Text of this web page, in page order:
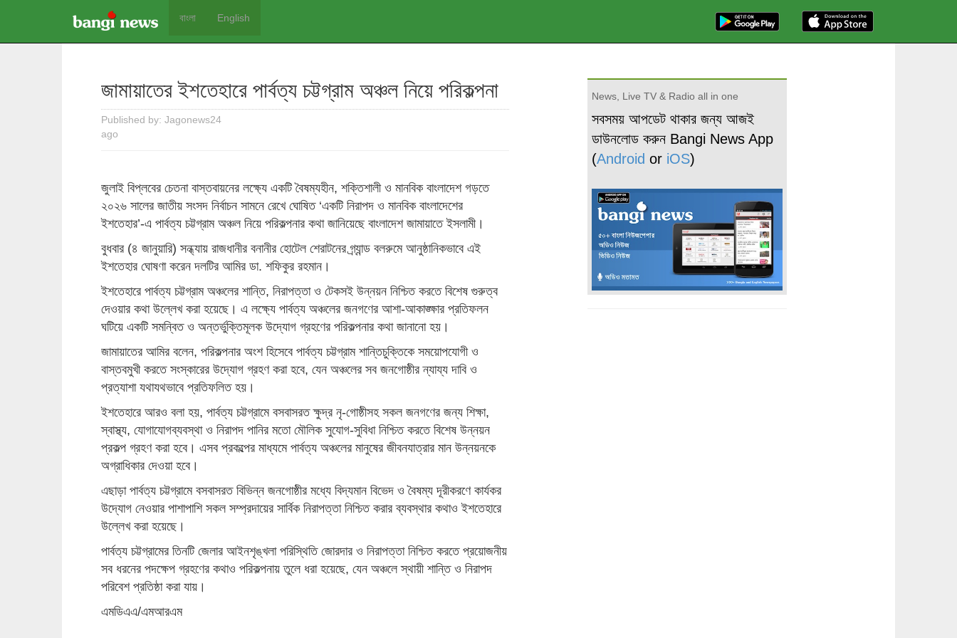
বাংলা English
জামায়াতের ইশতেহারে পার্বত্য চট্টগ্রাম অঞ্চল নিয়ে পরিকল্পনা
Published by: Jagonews24
ago
জুলাই বিপ্লবের চেতনা বাস্তবায়নের লক্ষ্যে একটি বৈষম্যহীন, শক্তিশালী ও মানবিক বাংলাদেশ গড়তে
২০২৬ সালের জাতীয় সংসদ নির্বাচন সামনে রেখে ঘোষিত ‘একটি নিরাপদ ও মানবিক বাংলাদেশের
ইশতেহার’-এ পার্বত্য চট্টগ্রাম অঞ্চল নিয়ে পরিকল্পনার কথা জানিয়েছে বাংলাদেশ জামায়াতে ইসলামী।
বুধবার (৪ জানুয়ারি) সন্ধ্যায় রাজধানীর বনানীর হোটেল শেরাটনের গ্র্যান্ড বলরুমে আনুষ্ঠানিকভাবে এই
ইশতেহার ঘোষণা করেন দলটির আমির ডা. শফিকুর রহমান।
ইশতেহারে পার্বত্য চট্টগ্রাম অঞ্চলের শান্তি, নিরাপত্তা ও টেকসই উন্নয়ন নিশ্চিত করতে বিশেষ গুরুত্ব
দেওয়ার কথা উল্লেখ করা হয়েছে। এ লক্ষ্যে পার্বত্য অঞ্চলের জনগণের আশা-আকাঙ্ক্ষার প্রতিফলন
ঘটিয়ে একটি সমন্বিত ও অন্তর্ভুক্তিমূলক উদ্যোগ গ্রহণের পরিকল্পনার কথা জানানো হয়।
জামায়াতের আমির বলেন, পরিকল্পনার অংশ হিসেবে পার্বত্য চট্টগ্রাম শান্তিচুক্তিকে সময়োপযোগী ও
বাস্তবমুখী করতে সংস্কারের উদ্যোগ গ্রহণ করা হবে, যেন অঞ্চলের সব জনগোষ্ঠীর ন্যায্য দাবি ও
প্রত্যাশা যথাযথভাবে প্রতিফলিত হয়।
ইশতেহারে আরও বলা হয়, পার্বত্য চট্টগ্রামে বসবাসরত ক্ষুদ্র নৃ-গোষ্ঠীসহ সকল জনগণের জন্য শিক্ষা,
স্বাস্থ্য, যোগাযোগব্যবস্থা ও নিরাপদ পানির মতো মৌলিক সুযোগ-সুবিধা নিশ্চিত করতে বিশেষ উন্নয়ন
প্রকল্প গ্রহণ করা হবে। এসব প্রকল্পের মাধ্যমে পার্বত্য অঞ্চলের মানুষের জীবনযাত্রার মান উন্নয়নকে
অগ্রাধিকার দেওয়া হবে।
এছাড়া পার্বত্য চট্টগ্রামে বসবাসরত বিভিন্ন জনগোষ্ঠীর মধ্যে বিদ্যমান বিভেদ ও বৈষম্য দূরীকরণে কার্যকর
উদ্যোগ নেওয়ার পাশাপাশি সকল সম্প্রদায়ের সার্বিক নিরাপত্তা নিশ্চিত করার ব্যবস্থার কথাও ইশতেহারে
উল্লেখ করা হয়েছে।
পার্বত্য চট্টগ্রামের তিনটি জেলার আইনশৃঙ্খলা পরিস্থিতি জোরদার ও নিরাপত্তা নিশ্চিত করতে প্রয়োজনীয়
সব ধরনের পদক্ষেপ গ্রহণের কথাও পরিকল্পনায় তুলে ধরা হয়েছে, যেন অঞ্চলে স্থায়ী শান্তি ও নিরাপদ
পরিবেশ প্রতিষ্ঠা করা যায়।
এমডিএএ/এমআরএম
News, Live TV & Radio all in one
সবসময় আপডেট থাকার জন্য আজই
ডাউনলোড করুন Bangi News App
(Android or iOS)